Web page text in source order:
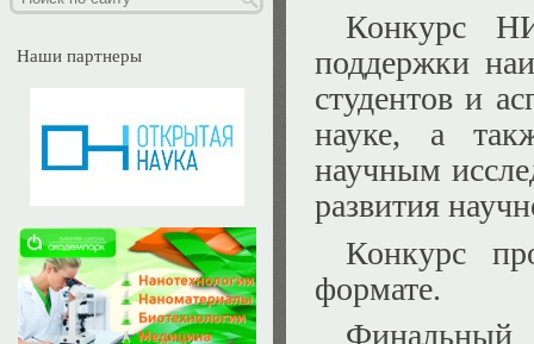
Наши партнеры
Конкурс
поддержки
студентов и
науке, а
научным
развития
Конкурс
формате.